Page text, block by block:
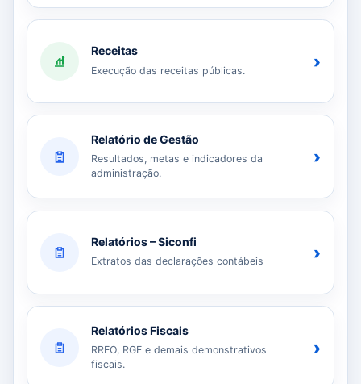
Receitas
Execução das receitas públicas. ›
Relatório de Gestão
Resultados, metas e indicadores da
administração.
›
Relatórios – Siconfi
Extratos das declarações contábeis ›
Relatórios Fiscais
RREO, RGF e demais demonstrativos
fiscais.
›